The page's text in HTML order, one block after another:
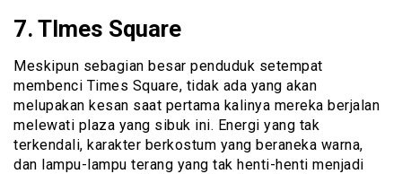
7. TImes Square
Meskipun sebagian besar penduduk setempat
membenci Times Square, tidak ada yang akan
melupakan kesan saat pertama kalinya mereka berjalan
melewati plaza yang sibuk ini. Energi yang tak
terkendali, karakter berkostum yang beraneka warna,
dan lampu-lampu terang yang tak henti-henti menjadi